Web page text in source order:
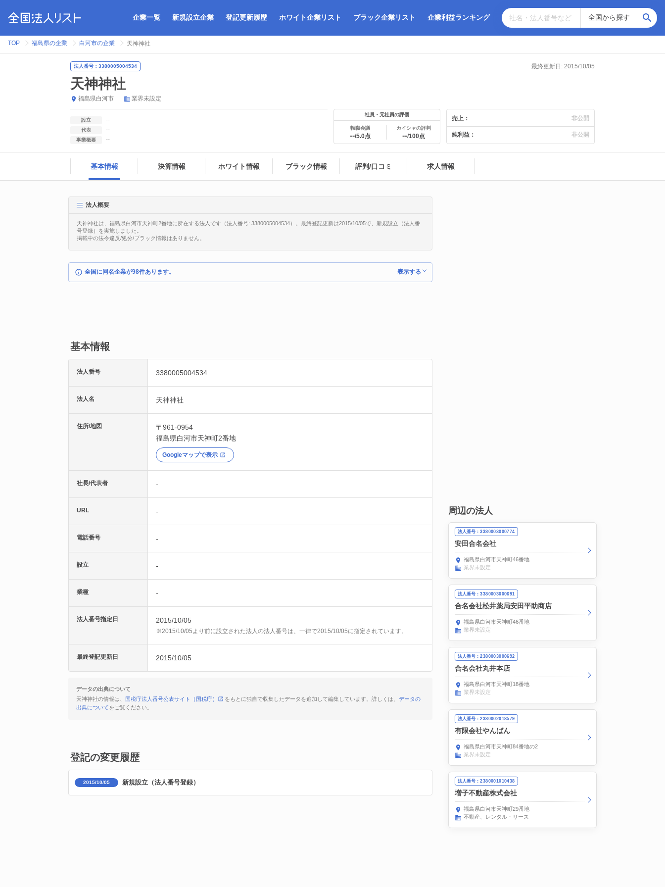
企業一覧 新規設立企業 登記更新履歴 ホワイト企業リスト ブラック企業リスト 企業利益ランキング
TOP 福島県の企業 白河市の企業 天神神社
法人番号：3380005004534 最終更新日: 2015/10/05
天神神社
福島県白河市 業界未設定
設立 --
代表 --
事業概要 --
社員・元社員の評価
転職会議
--/5.0点
カイシャの評判
--/100点
売上： 非公開
純利益： 非公開
基本情報 決算情報 ホワイト情報 ブラック情報 評判/口コミ 求人情報
法人概要
天神神社は、福島県白河市天神町2番地に所在する法人です（法人番号: 3380005004534）。最終登記更新は2015/10/05で、新規設立（法人番
号登録）を実施しました。
掲載中の法令違反/処分/ブラック情報はありません。
全国に同名企業が98件あります。 表示する
基本情報
法人番号 3380005004534
法人名 天神神社
住所/地図
〒961-0954
福島県白河市天神町2番地
Googleマップで表示
社長/代表者 -
URL -
電話番号 -
設立 -
業種 -
法人番号指定日 2015/10/05
※2015/10/05より前に設立された法人の法人番号は、一律で2015/10/05に指定されています。
最終登記更新日 2015/10/05
データの出典について
天神神社の情報は、
国税庁法人番号公表サイト（国税庁） をもとに独自で収集したデータを追加して編集しています。詳しくは、 データの
出典についてをご覧ください。
登記の変更履歴
2015/10/05 新規設立（法人番号登録）
周辺の法人
法人番号：3380003000774
安田合名会社
福島県白河市天神町46番地
業界未設定
法人番号：3380003000691
合名会社松井薬局安田平助商店
福島県白河市天神町46番地
業界未設定
法人番号：2380003000692
合名会社丸井本店
福島県白河市天神町18番地
業界未設定
法人番号：2380002018579
有限会社やんばん
福島県白河市天神町84番地の2
業界未設定
法人番号：2380001010438
増子不動産株式会社
福島県白河市天神町29番地
不動産、レンタル・リース